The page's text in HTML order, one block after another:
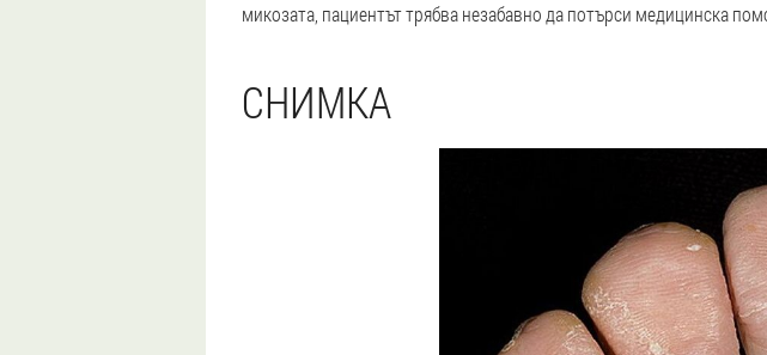
микозата, пациентът трябва незабавно да потърси медицинска
СНИМКА